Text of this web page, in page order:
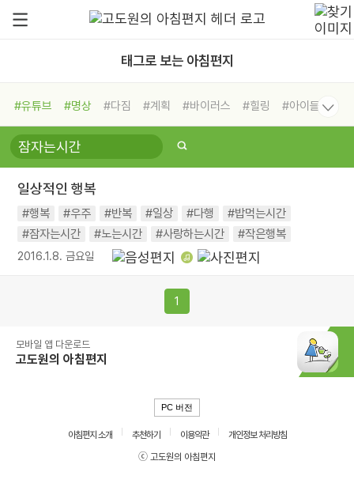
태그로 보는 아침편지
#유튜브 #명상 #다짐 #계획 #바이러스 #힐링
#아이들
#비전캠프
#독서캠프 #삶
#희망
#나눔 #친구 #링컨학교
#독서
#건강 #면역력
일상적인 행복
#행복 #우주 #반복 #일상 #다행
#밥먹는시간
#잠자는시간
#노는시간 #사랑하는시간 #작은행복
2016.1.8. 금요일
1
모바일 앱 다운로드
고도원의 아침편지
PC 버전
아침편지 소개 추천하기 이용약관
개인정보 처리방침
ⓒ 고도원의 아침편지